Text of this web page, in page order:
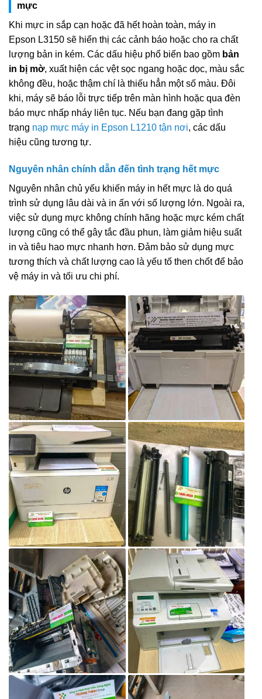
mực
Khi mực in sắp cạn hoặc đã hết hoàn toàn, máy in
Epson L3150 sẽ hiển thị các cảnh báo hoặc cho ra chất
lượng bản in kém. Các dấu hiệu phổ biến bao gồm bản
in bị mờ, xuất hiện các vệt sọc ngang hoặc dọc, màu sắc
không đều, hoặc thậm chí là thiếu hẳn một số màu. Đôi
khi, máy sẽ báo lỗi trực tiếp trên màn hình hoặc qua đèn
báo mực nhấp nháy liên tục. Nếu bạn đang gặp tình
trạng nạp mực máy in Epson L1210 tận nơi, các dấu
hiệu cũng tương tự.
Nguyên nhân chính dẫn đến tình trạng hết mực
Nguyên nhân chủ yếu khiến máy in hết mực là do quá
trình sử dụng lâu dài và in ấn với số lượng lớn. Ngoài ra,
việc sử dụng mực không chính hãng hoặc mực kém chất
lượng cũng có thể gây tắc đầu phun, làm giảm hiệu suất
in và tiêu hao mực nhanh hơn. Đảm bảo sử dụng mực
tương thích và chất lượng cao là yếu tố then chốt để bảo
vệ máy in và tối ưu chi phí.